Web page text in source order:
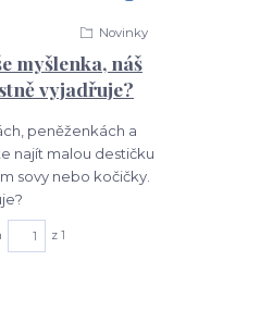
myšlenka, náš
vyjadřuje?
Novinky
peněženkách a
najít malou destičku
sovy nebo kočičky.
z 1